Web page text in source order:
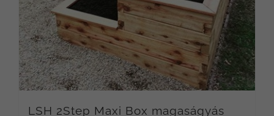
termékoldalon
választhatók
ki
LSH 2Step Maxi Box magaságyás